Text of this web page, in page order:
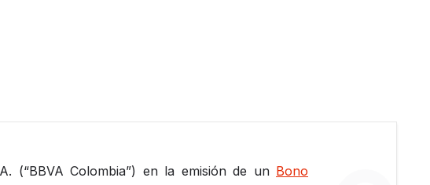
(“BBVA Colombia”) en la emisión de un Bono